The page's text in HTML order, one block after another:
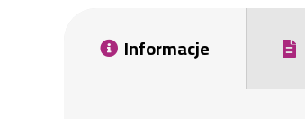
Informacje